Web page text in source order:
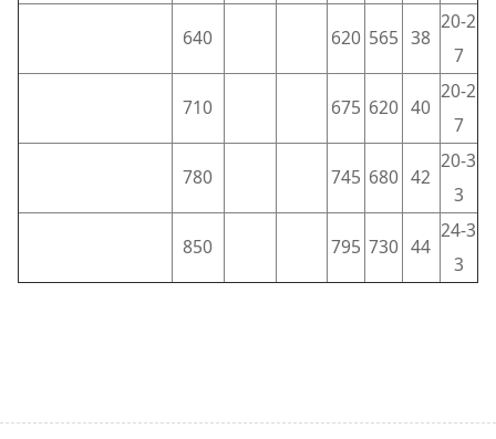
640 620 565 38
20-2
7
710 675 620 40
20-2
7
780 745 680 42
20-3
3
850 795 730 44
24-3
3